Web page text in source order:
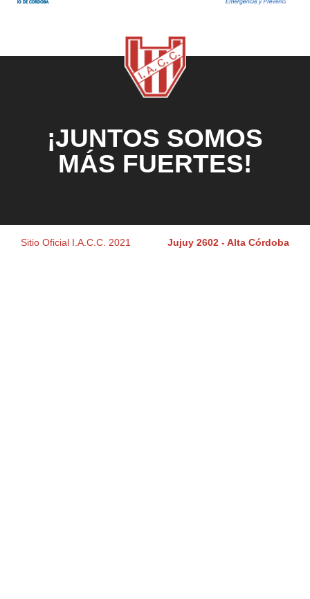
¡JUNTOS SOMOS
MÁS FUERTES!
Sitio Oficial I.A.C.C. 2021 Jujuy 2602 - Alta Córdoba